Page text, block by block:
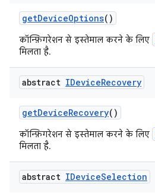
getDeviceOptions()
कॉन्फ़िगरेशन से इस्तेमाल करने के लिए
मिलता है.
abstract IDeviceRecovery
getDeviceRecovery()
कॉन्फ़िगरेशन से इस्तेमाल करने के लिए
मिलता है.
abstract IDeviceSelection